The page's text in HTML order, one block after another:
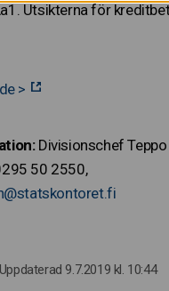
Utsikterna för
>
Divisionschef
50 2550,
9.7.2019 kl. 10:44